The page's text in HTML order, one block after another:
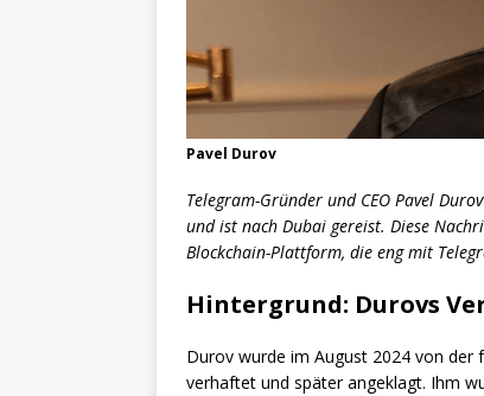
Pavel Durov
Telegram-Gründer und CEO Pavel
und ist nach Dubai gereist. Diese
Blockchain-Plattform, die eng mit
Hintergrund: Durovs
Durov wurde im August 2024 von
verhaftet und später angeklagt. Ihm